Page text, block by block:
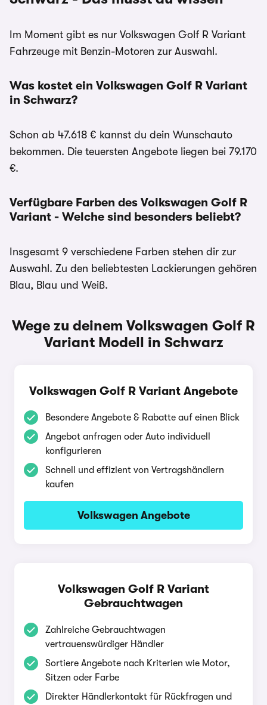
Im Moment gibt es nur Volkswagen Golf R Variant
Fahrzeuge mit Benzin-Motoren zur Auswahl.
Was kostet ein Volkswagen Golf R Variant
in Schwarz?
Schon ab 47.618 € kannst du dein Wunschauto
bekommen. Die teuersten Angebote liegen bei 79.170
€.
Verfügbare Farben des Volkswagen Golf R
Variant - Welche sind besonders beliebt?
Insgesamt 9 verschiedene Farben stehen dir zur
Auswahl. Zu den beliebtesten Lackierungen gehören
Blau, Blau und Weiß.
Wege zu deinem Volkswagen Golf R
Variant Modell in Schwarz
Volkswagen Golf R Variant Angebote
Besondere Angebote & Rabatte auf einen Blick
Angebot anfragen oder Auto individuell
konfigurieren
Schnell und effizient von Vertragshändlern
kaufen
Volkswagen Angebote
Volkswagen Golf R Variant
Gebrauchtwagen
Zahlreiche Gebrauchtwagen
vertrauenswürdiger Händler
Sortiere Angebote nach Kriterien wie Motor,
Sitzen oder Farbe
Direkter Händlerkontakt für Rückfragen und